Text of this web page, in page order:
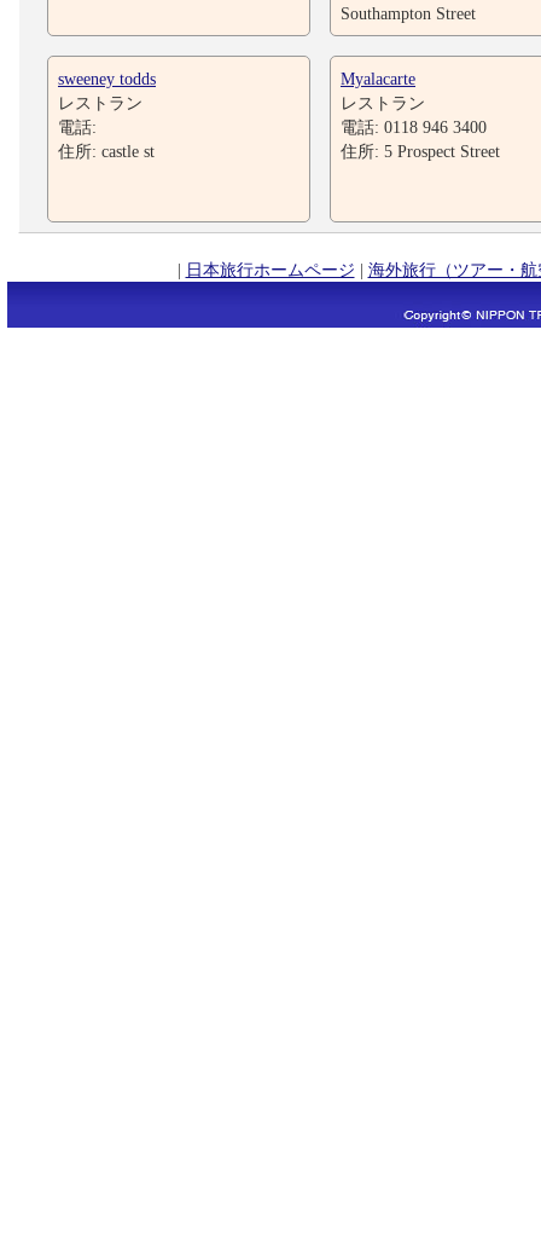
Southampton Street
sweeney todds
レストラン
電話:
住所: castle st
Myalacarte
レストラン
電話: 0118 946 3400
住所: 5 Prospect Street
| 日本旅行ホームページ | 海外旅行（ツアー・航